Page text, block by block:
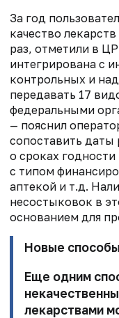
За год
качество
раз, отметили в
интегрирована с
контрольных и
передавать 17
федеральными
— пояснил
сопоставить даты
о сроках
с типом
аптекой и т.д.
несостыковок в
основанием для
Новые
Еще одним
лекарствами